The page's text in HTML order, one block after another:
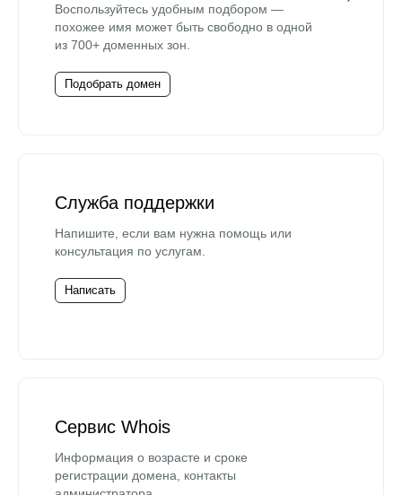
Воспользуйтесь удобным подбором —
похожее имя может быть свободно в одной
из 700+ доменных зон.
Подобрать домен
Служба поддержки
Напишите, если вам нужна помощь или
консультация по услугам.
Написать
Сервис Whois
Информация о возрасте и сроке
регистрации домена, контакты